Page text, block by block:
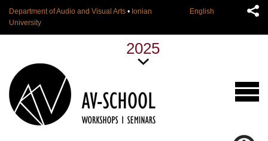
Department of Audio and Visual Arts • Ionian
University
English
2025